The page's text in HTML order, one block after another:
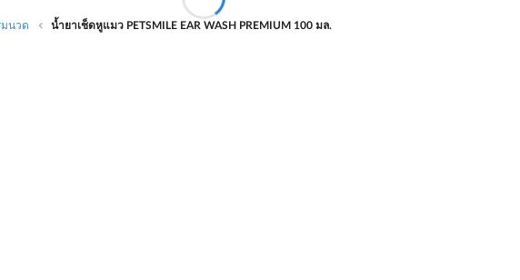
นวด น้ำยาเช็ดหูแมว PETSMILE EAR WASH PREMIUM 100 มล.